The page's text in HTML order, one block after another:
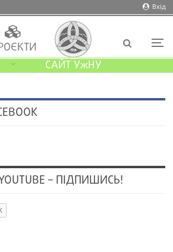
Вхід
САЙТ УжНУ
– ПІДПИШИСЬ!